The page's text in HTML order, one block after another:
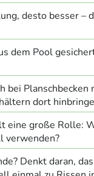
desto besser
dem Pool
bei
dort
eine große Rolle:
verwenden?
Denkt daran,